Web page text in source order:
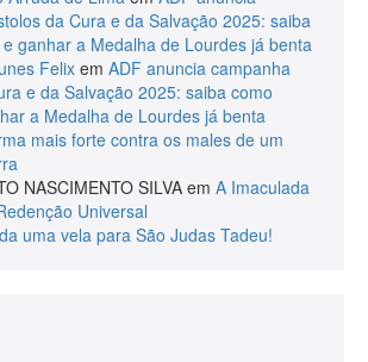
da Cura e da Salvação 2025: saiba
ganhar a Medalha de Lourdes já benta
Felix em ADF anuncia campanha
e da Salvação 2025: saiba como
a Medalha de Lourdes já benta
mais forte contra os males de um
NASCIMENTO SILVA em A Imaculada
Universal
uma vela para São Judas Tadeu!